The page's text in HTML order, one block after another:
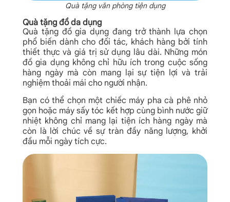
Quà tặng văn phòng tiện dụng
Quà tặng đồ da dụng
Quà tặng đồ gia dụng đang trở thành lựa chọn
phổ biến dành cho đối tác, khách hàng bởi tính
thiết thực và giá trị sử dụng lâu dài. Những món
đồ gia dụng không chỉ hữu ích trong cuộc sống
hàng ngày mà còn mang lại sự tiện lợi và trải
nghiệm thoải mái cho người nhận.
Bạn có thể chọn một chiếc máy pha cà phê nhỏ
gọn hoặc máy sấy tóc kết hợp cùng bình nước giữ
nhiệt không chỉ mang lại tiện ích hàng ngày mà
còn là lời chúc về sự tràn đầy năng lượng, khởi
đầu mỗi ngày tích cực.